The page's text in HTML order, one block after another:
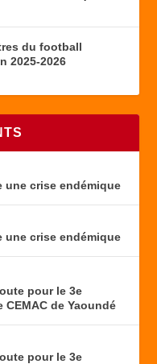
du football
2025-2026
une crise endémique
une crise endémique
pour le 3e
de Yaoundé
pour le 3e